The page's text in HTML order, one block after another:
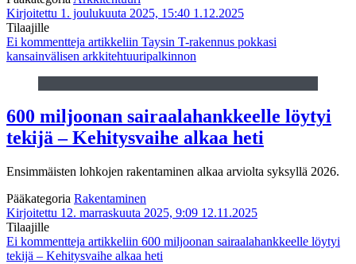
Kirjoitettu 1. joulukuuta 2025, 15:40 1.12.2025
Tilaajille
Ei kommentteja artikkeliin Taysin T-rakennus pokkasi
kansainvälisen arkkitehtuuripalkinnon
600 miljoonan sairaalahankkeelle löytyi
tekijä – Kehitysvaihe alkaa heti
Ensimmäisten lohkojen rakentaminen alkaa arviolta syksyllä 2026.
Pääkategoria Rakentaminen
Kirjoitettu 12. marraskuuta 2025, 9:09 12.11.2025
Tilaajille
Ei kommentteja artikkeliin 600 miljoonan sairaalahankkeelle löytyi
tekijä – Kehitysvaihe alkaa heti